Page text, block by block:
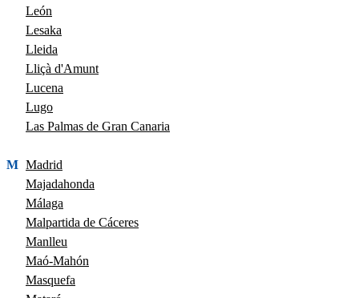
León
Lesaka
Lleida
Lliçà d'Amunt
Lucena
Lugo
Las Palmas de Gran Canaria
M Madrid
Majadahonda
Málaga
Malpartida de Cáceres
Manlleu
Maó-Mahón
Masquefa